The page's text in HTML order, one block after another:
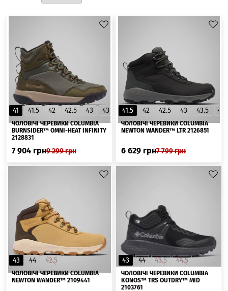
41 41.5 42 42.5 43 43.5 44.5 45
44
▲
ЧОЛОВІЧІ ЧЕРЕВИКИ СOLUMBIA
BURNSIDER™ OMNI-HEAT INFINITY
2128831
7 904 грн9 299грн
41.5 42 42.5 43 43.5 44
ЧОЛОВІЧІ ЧЕРЕВИКИ СOLUMBIA
NEWTON WANDER™ LTR 2126851
6 629 грн7 799грн
43 44 42.5
ЧОЛОВІЧІ ЧЕРЕВИКИ СOLUMBIA
NEWTON WANDER™ 2109441
43 44 43.5 44.5
ЧОЛОВІЧІ ЧЕРЕВИКИ COLUMBIA
KONOS™ TRS OUTDRY™ MID
2103761